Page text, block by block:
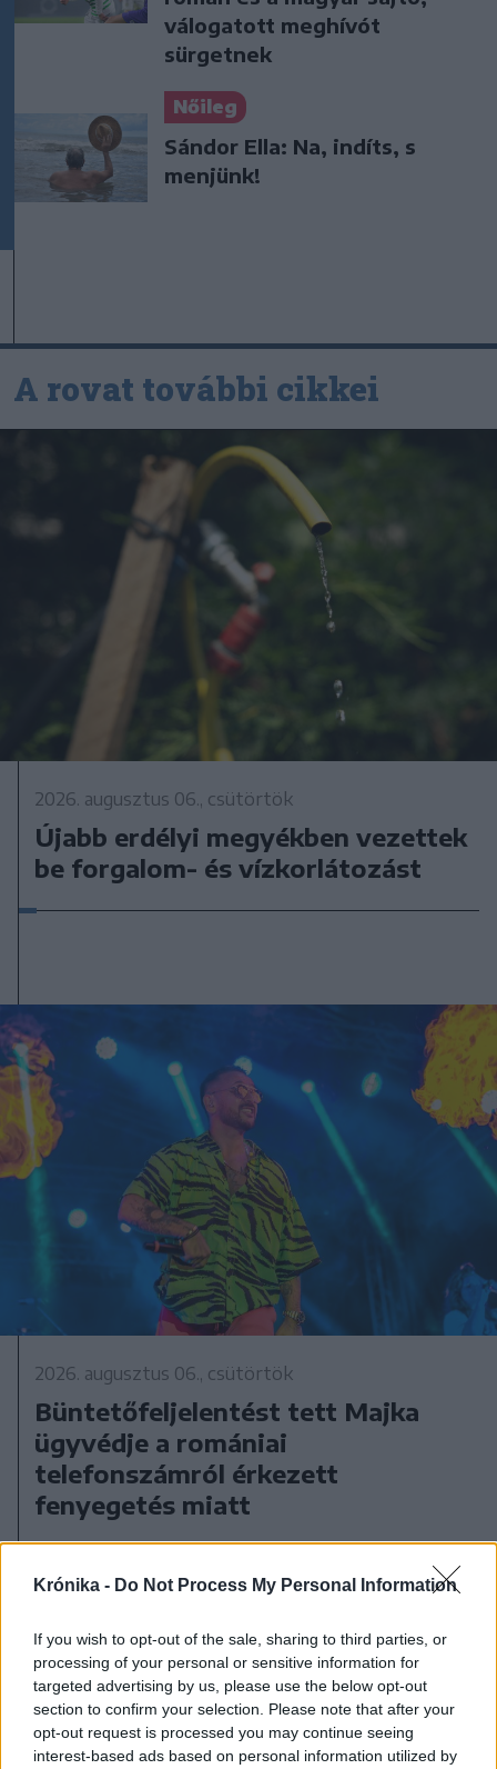
Krónika - Do Not Process My Personal Information
If you wish to opt-out of the sale, sharing to third parties, or
processing of your personal or sensitive information for
targeted advertising by us, please use the below opt-out
section to confirm your selection. Please note that after your
opt-out request is processed you may continue seeing
interest-based ads based on personal information utilized by
válogatott meghívót
sürgetnek
Nőileg
Sándor Ella: Na, indíts, s
menjünk!
A rovat további cikkei
2026. augusztus 06., csütörtök
Újabb erdélyi megyékben vezettek
be forgalom- és vízkorlátozást
2026. augusztus 06., csütörtök
Büntetőfeljelentést tett Majka
ügyvédje a romániai
telefonszámról érkezett
fenyegetés miatt